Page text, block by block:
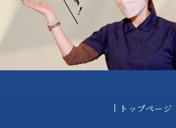
トップページ